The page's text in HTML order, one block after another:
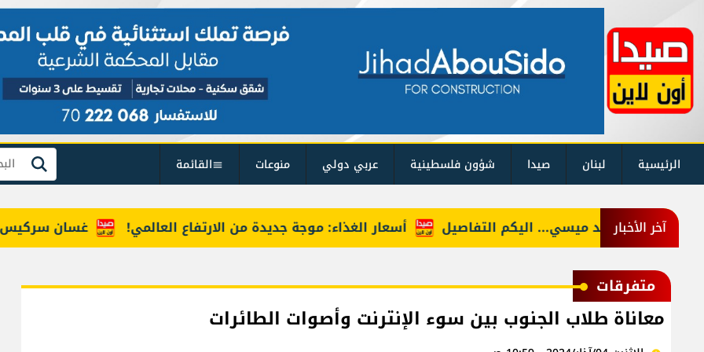
الرئيسية لبنان صيدا شؤون فلسطينية عربي دولي منوعات القائمة بحث
آخر الأخبار غسان سركيس يرعى أسعار الغذاء: موجة جديدة من الارتفاع العالمي! وفاة والد ميسي... اليكم التفاصيل
متفرقات
معاناة طلاب الجنوب بين سوء الإنترنت وأصوات الطائرات